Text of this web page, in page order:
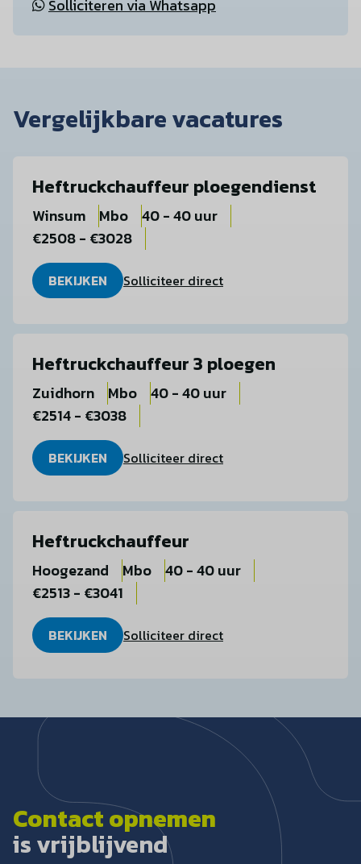
Solliciteren via Whatsapp
Vergelijkbare vacatures
Heftruckchauffeur ploegendienst
Winsum Mbo
40 - 40 uur
€2508 - €3028
BEKIJKEN Solliciteer direct
Heftruckchauffeur 3 ploegen
Zuidhorn Mbo
40 - 40 uur
€2514 - €3038
BEKIJKEN Solliciteer direct
Heftruckchauffeur
Hoogezand Mbo
40 - 40 uur
€2513 - €3041
BEKIJKEN Solliciteer direct
Contact opnemen
is vrijblijvend